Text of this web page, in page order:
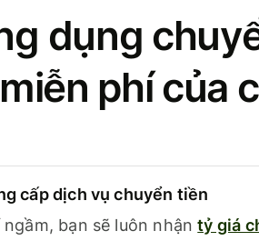
dụng
phí của
cấp dịch vụ chuyển tiền
bạn sẽ luôn nhậntỷ giá